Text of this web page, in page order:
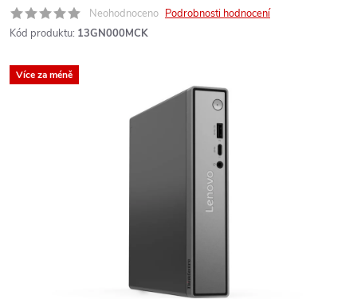
Neohodnoceno Podrobnosti hodnocení
Kód produktu: 13GN000MCK
Více za méně